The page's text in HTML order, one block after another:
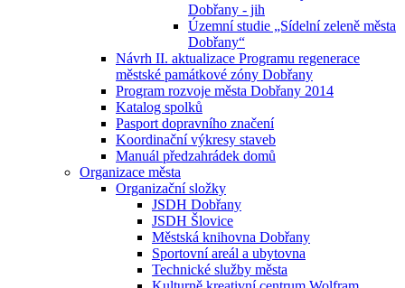
Dobřany - jih
Územní studie „Sídelní zeleně města
Dobřany“
Návrh II. aktualizace Programu regenerace
městské památkové zóny Dobřany
Program rozvoje města Dobřany 2014
Katalog spolků
Pasport dopravního značení
Koordinační výkresy staveb
Manuál předzahrádek domů
Organizace města
Organizační složky
JSDH Dobřany
JSDH Šlovice
Městská knihovna Dobřany
Sportovní areál a ubytovna
Technické služby města